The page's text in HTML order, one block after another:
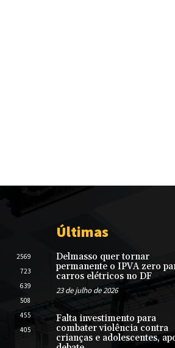
2569
723
639
508
455
405
Últimas
Delmasso quer tornar
permanente o IPVA zero
carros elétricos no DF
23 de julho de 2026
Falta investimento para
combater violência contra
crianças e adolescentes,